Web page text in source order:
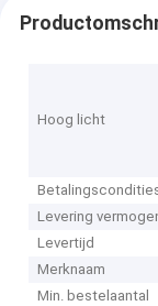
Hoog licht
Levering
Levertijd
Merknaam
Min. bestelaantal